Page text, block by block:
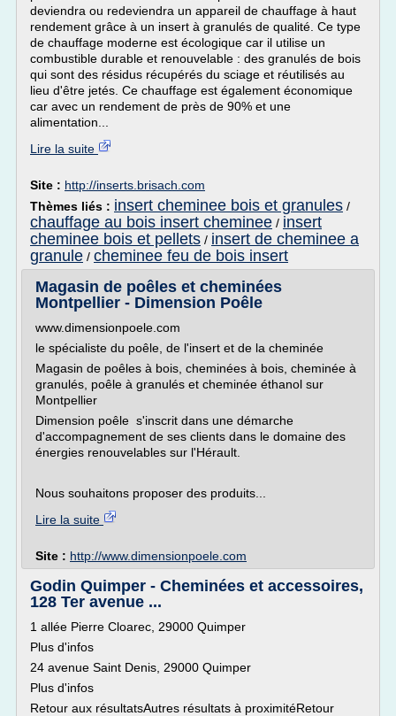
deviendra ou redeviendra un appareil de chauffage à haut
rendement grâce à un insert à granulés de qualité. Ce type
de chauffage moderne est écologique car il utilise un
combustible durable et renouvelable : des granulés de bois
qui sont des résidus récupérés du sciage et réutilisés au
lieu d'être jetés. Ce chauffage est également économique
car avec un rendement de près de 90% et une
alimentation...
Lire la suite
Site : http://inserts.brisach.com
Thèmes liés : insert cheminee bois et granules /
chauffage au bois insert cheminee / insert
cheminee bois et pellets / insert de cheminee a
granule / cheminee feu de bois insert
Magasin de poêles et cheminées
Montpellier - Dimension Poêle
www.dimensionpoele.com
le spécialiste du poêle, de l'insert et de la cheminée
Magasin de poêles à bois, cheminées à bois, cheminée à
granulés, poêle à granulés et cheminée éthanol sur
Montpellier
Dimension poêle s'inscrit dans une démarche
d'accompagnement de ses clients dans le domaine des
énergies renouvelables sur l'Hérault.
Nous souhaitons proposer des produits...
Lire la suite
Site : http://www.dimensionpoele.com
Godin Quimper - Cheminées et accessoires,
128 Ter avenue ...
1 allée Pierre Cloarec, 29000 Quimper
Plus d'infos
24 avenue Saint Denis, 29000 Quimper
Plus d'infos
Retour aux résultatsAutres résultats à proximitéRetour